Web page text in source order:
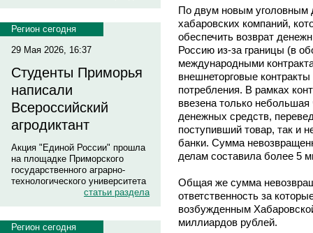
Регион сегодня
29 Мая 2026, 16:37
Студенты Приморья
написали
Всероссийский
агродиктант
Акция "Единой России" прошла
на площадке Приморского
государственного аграрно-
технологического университета
статьи раздела
Регион сегодня
По двум новым уголовным
хабаровских компаний,
обеспечить возврат
Россию из-за границы (в
международными
внешнеторговые
потребления. В рамках
ввезена только
денежных средств,
поступивший товар, так и
банки. Сумма
делам составила более 5
Общая же сумма
ответственность за
возбужденным
миллиардов рублей.